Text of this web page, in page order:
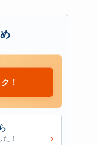
！
！ ›